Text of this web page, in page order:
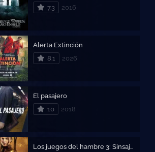
7.3
2016
Alerta Extinción
8.1
2026
El pasajero
10
2018
Los juegos del hambre 3: Sinsajo – Parte 1